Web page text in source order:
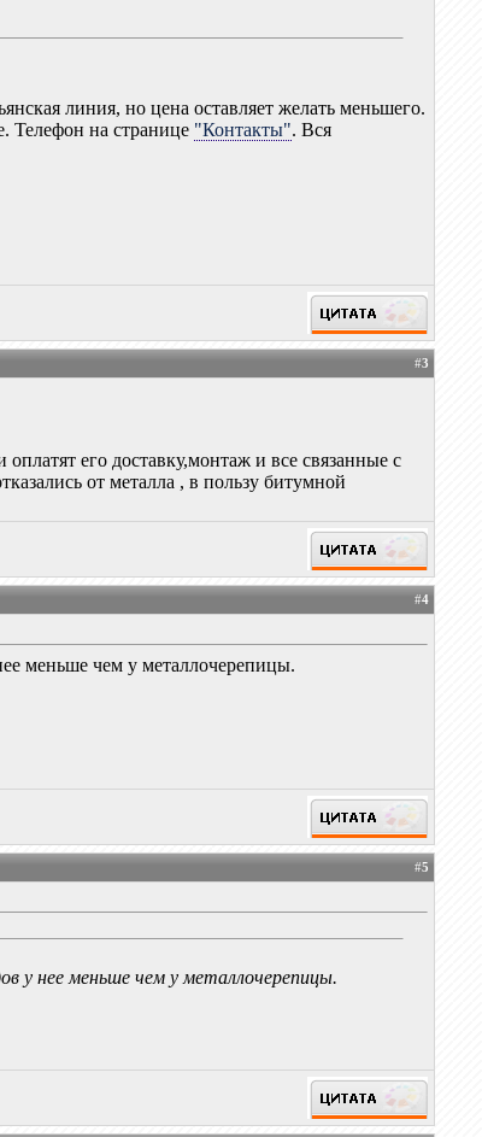
линия, но цена оставляет желать меньшего.
Телефон на странице "Контакты". Вся
#3
его доставку,монтаж и все связанные с
от металла , в пользу битумной
#4
меньше чем у металлочерепицы.
#5
у нее меньше чем у металлочерепицы.